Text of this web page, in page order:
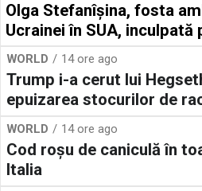
Olga Stefanîşina, fosta
Ucrainei în SUA,
WORLD 14 ore ago
Trump i-a cerut lui
epuizarea stocurilor de
WORLD 14 ore ago
Cod roșu de caniculă în
Italia